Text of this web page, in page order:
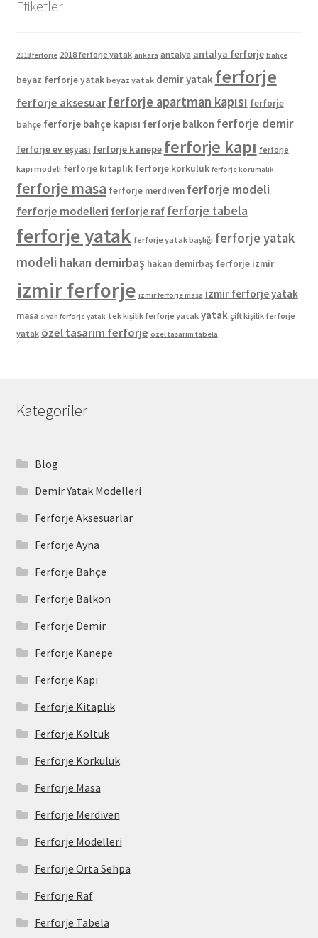
Etiketler
2018 ferforje 2018 ferforje yatak ankara antalya antalya ferforje bahçe
beyaz ferforje yatak beyaz yatak demir yatak ferforje
ferforje aksesuar ferforje apartman kapısı ferforje
bahçe ferforje bahçe kapısı ferforje balkon ferforje demir
ferforje ev eşyası ferforje kanepe ferforje kapı ferforje
kapı modeli ferforje kitaplık ferforje korkuluk ferforje korumalık
ferforje masa ferforje merdiven ferforje modeli
ferforje modelleri ferforje raf ferforje tabela
ferforje yatak ferforje yatak başlığı ferforje yatak
modeli hakan demirbaş hakan demirbaş ferforje izmir
izmir ferforje izmir ferforje masa izmir ferforje yatak
masa siyah ferforje yatak tek kişilik ferforje yatak yatak çift kişilik ferforje
yatak özel tasarım ferforje özel tasarım tabela
Kategoriler
Blog
Demir Yatak Modelleri
Ferforje Aksesuarlar
Ferforje Ayna
Ferforje Bahçe
Ferforje Balkon
Ferforje Demir
Ferforje Kanepe
Ferforje Kapı
Ferforje Kitaplık
Ferforje Koltuk
Ferforje Korkuluk
Ferforje Masa
Ferforje Merdiven
Ferforje Modelleri
Ferforje Orta Sehpa
Ferforje Raf
Ferforje Tabela